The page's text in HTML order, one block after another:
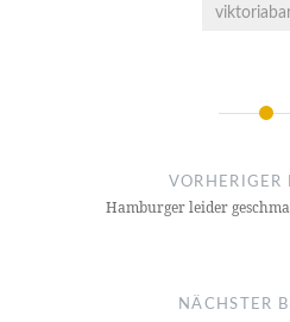
Beitragsnavigation
VORHERIGER
Hamburger leider
NÄCHSTER